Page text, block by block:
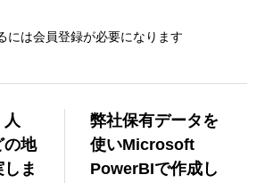
には会員登録が必要になります
人
の地
ま
弊社保有データを
使いMicrosoft
PowerBIで作成し